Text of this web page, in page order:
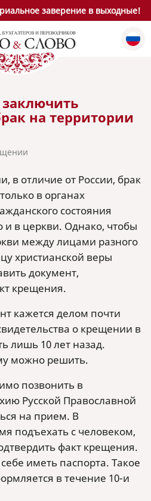
заверение в выходные!
на территории
в отличие от России, брак
в органах
состояния
и в церкви. Однако, чтобы
между лицами разного
христианской веры
документ,
крещения.
кажется делом почти
о крещении в
лишь 10 лет назад.
можно решить.
позвонить в
Русской Православной
на прием. В
подъехать с человеком,
факт крещения.
иметь паспорта. Такое
в течение 10-и